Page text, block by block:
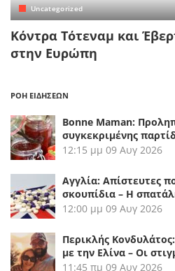
Uncategorized
Κόντρα Τότεναμ και
στην Ευρώπη
ΡΟΗ ΕΙΔΗΣΕΩΝ
Bonne Maman:
συγκεκριμένης
12:15 μμ 09 Αυγ 2026
Αγγλία: Απίστευτες
σκουπίδια – Η
12:00 μμ 09 Αυγ 2026
Περικλής
με την Ελίνα – Οι
11:45 πμ 09 Αυγ 2026